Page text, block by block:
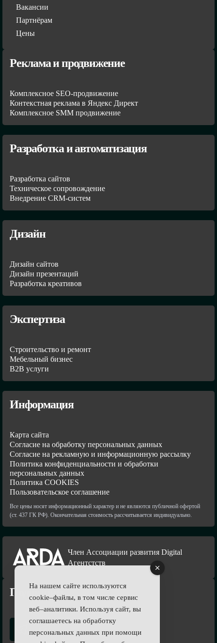
Вакансии
Партнёрам
Цены
Реклама и продвижение
Комплексное SEO-продвижение
Контекстная реклама в Яндекс Директ
Комплексное SMM продвижение
Разработка и автоматизация
Разработка сайтов
Техническое сопровождение
Внедрение CRM-систем
Дизайн
Дизайн сайтов
Дизайн презентаций
Разработка креативов
Экспертиза
Строительство и ремонт
Мебельный бизнес
В2В услуги
Информация
Карта сайта
Согласие на обработку персональных данных
Согласие на рекламную и информационную рассылку
Политика конфиденциальности и обработки
персональных данных
Политика COOKIES
Пользовательское соглашение
Все цены носят информационный характер и не являются публичной офертой
(ст. 437 ГК РФ). Окончательная стоимость рассчитывается индивидуально.
Член Ассоциации развития Digital
Агентстств
Подпишись
На нашем сайте используются
cookie–файлы, в том числе сервис
веб–аналитики. Используя сайт, вы
соглашаетесь на обработку
персональных данных при помощи